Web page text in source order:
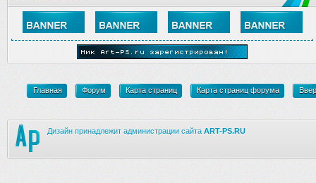
Главная Форум Карта страниц Карта страниц форума
Дизайн принадлежит администрации сайта ART-PS.RU